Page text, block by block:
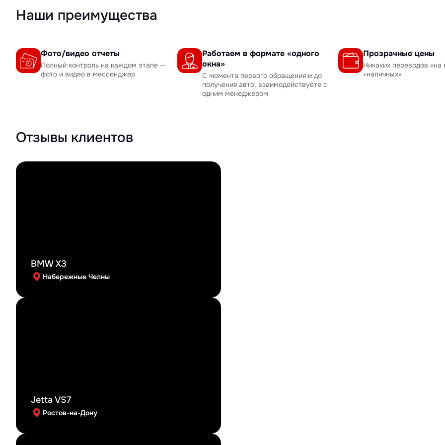
Наши преимущества
Фото/видео отчеты
Полный контроль на каждом этапе —
фото и видео в мессенджер
Работаем в формате «одного
окна»
С момента первого обращения и до
получения авто, взаимодействуете с
одним менеджером
Прозрачные цены
Никаких переводов «на
«наличных»
Отзывы клиентов
BMW X3
Набережные Челны
Jetta VS7
Ростов-на-Дону